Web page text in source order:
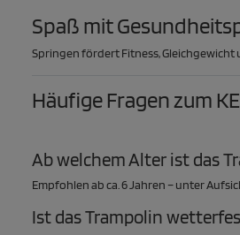
Spaß mit
Springen fördert Fitness,
Häufige Fragen zum
Ab welchem Alter ist das
Empfohlen ab ca. 6 Jahren – unter
Ist das Trampolin